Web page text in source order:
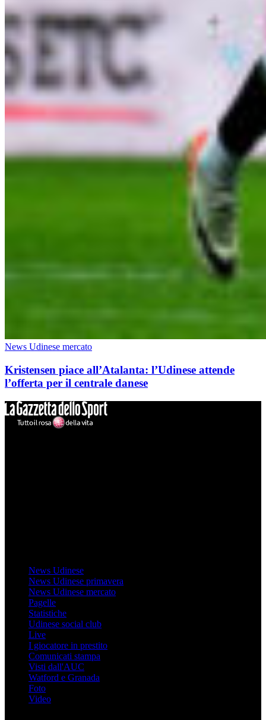
News Udinese mercato
Kristensen piace all’Atalanta: l’Udinese attende
l’offerta per il centrale danese
News Udinese
News Udinese primavera
News Udinese mercato
Pagelle
Statistiche
Udinese social club
Live
I giocatore in prestito
Comunicati stampa
Visti dall'AUC
Watford e Granada
Foto
Video